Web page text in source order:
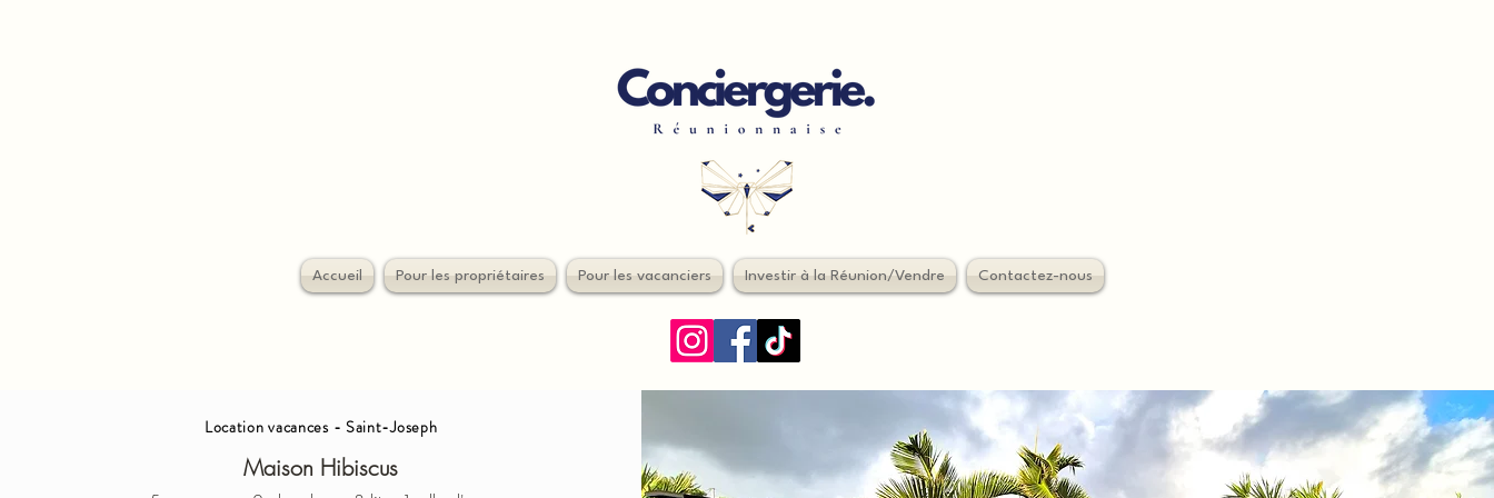
Accueil Pour les propriétaires Pour les vacanciers Investir à la Réunion/Vendre Contactez-nous
Location vacances - Saint-Joseph
Maison Hibiscus